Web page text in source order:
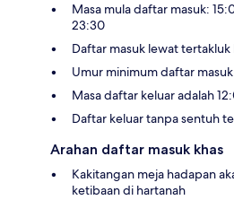
Masa mula daftar masuk:
23:30
Daftar masuk lewat
Umur minimum daftar
Masa daftar keluar adalah
Daftar keluar tanpa sentuh
Arahan daftar masuk khas
Kakitangan meja hadapan
ketibaan di hartanah